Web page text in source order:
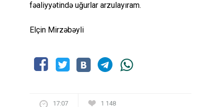
fəaliyyətində uğurlar arzulayıram.
Elçin Mirzəbəyli
17:07 1 148